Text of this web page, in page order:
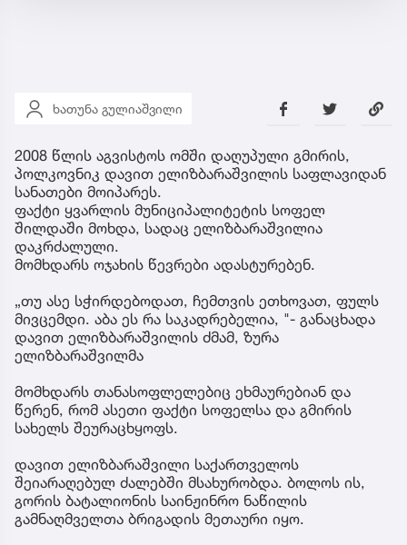
ხათუნა გულიაშვილი
2008 წლის აგვისტოს ომში დაღუპული გმირის,
პოლკოვნიკ დავით ელიზბარაშვილის საფლავიდან
სანათები მოიპარეს.
ფაქტი ყვარლის მუნიციპალიტეტის სოფელ
შილდაში მოხდა, სადაც ელიზბარაშვილია
დაკრძალული.
მომხდარს ოჯახის წევრები ადასტურებენ.
„თუ ასე სჭირდებოდათ, ჩემთვის ეთხოვათ, ფულს
მივცემდი. აბა ეს რა საკადრებელია, "- განაცხადა
დავით ელიზბარაშვილის ძმამ, ზურა
ელიზბარაშვილმა
მომხდარს თანასოფლელებიც ეხმაურებიან და
წერენ, რომ ასეთი ფაქტი სოფელსა და გმირის
სახელს შეურაცხყოფს.
დავით ელიზბარაშვილი საქართველოს
შეიარაღებულ ძალებში მსახურობდა. ბოლოს ის,
გორის ბატალიონის საინჟინრო ნაწილის
გამნაღმველთა ბრიგადის მეთაური იყო.